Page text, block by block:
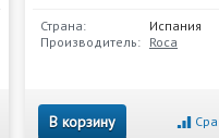
Страна:
Испания
Производитель: Roca
В корзину